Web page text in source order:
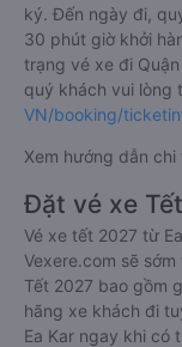
ký. Đến ngày đi,
30 phút giờ khởi
trạng vé xe đi
quý khách vui lòng
VN/booking/
Xem hướng dẫn
Đặt vé xe
Vé xe tết 2027 từ
Vexere.com sẽ
Tết 2027 bao gồm
hãng xe khách đi
Ea Kar ngay khi có